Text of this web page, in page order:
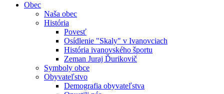
Obec
Naša obec
História
Povesť
Osídlenie "Skaly" v Ivanovciach
História ivanovského športu
Zeman Juraj Ďurikovič
Symboly obce
Obyvateľstvo
Demografia obyvateľstva